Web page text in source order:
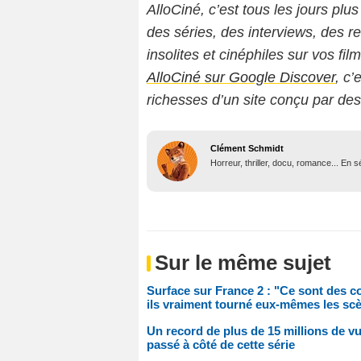
AlloCiné, c’est tous les jours
des séries, des interviews, des
insolites et cinéphiles sur vos
AlloCiné sur Google Discover,
richesses d’un site conçu par
Clément Schmidt
Horreur, thriller, docu, romance... En
Sur le même sujet
Surface sur France 2 : "Ce sont des
ils vraiment tourné eux-mêmes les
Un record de plus de 15 millions de
passé à côté de cette série